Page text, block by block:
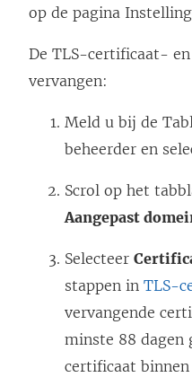
v
op de pagina
De TLS-certificaat-
vervangen:
Meld u bij de
beheerder en
Scrol op het
Aangepast
Selecteer
stappen in TLS-
vervangende
minste 88 dagen
certificaat binnen